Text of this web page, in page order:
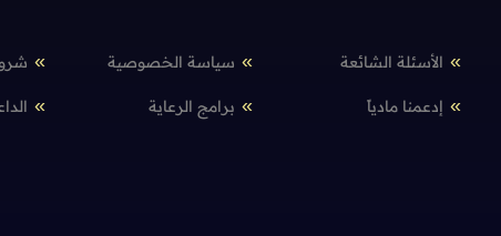
الأسئلة الشائعة سياسة الخصوصية
إدعمنا مادياً برامج الرعاية